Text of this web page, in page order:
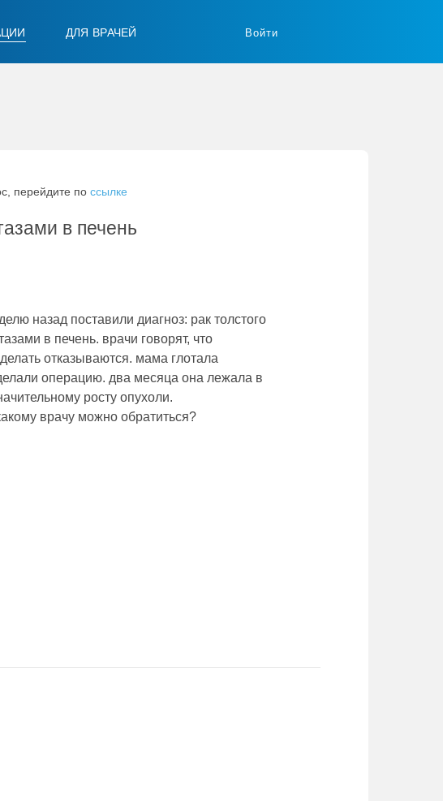
ДЛЯ ВРАЧЕЙ Войти
перейдите по ссылке
в печень
назад поставили диагноз: рак толстого
в печень. врачи говорят, что
отказываются. мама глотала
операцию. два месяца она лежала в
росту опухоли.
врачу можно обратиться?